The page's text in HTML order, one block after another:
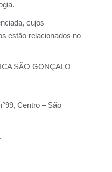
cujos
estão relacionados no
SÃO GONÇALO
Centro – São